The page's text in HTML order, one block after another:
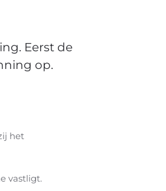
Eerst de
op.
het
vastligt.